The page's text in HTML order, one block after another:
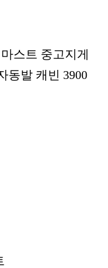
스트 중고지게
동발 캐빈 3900